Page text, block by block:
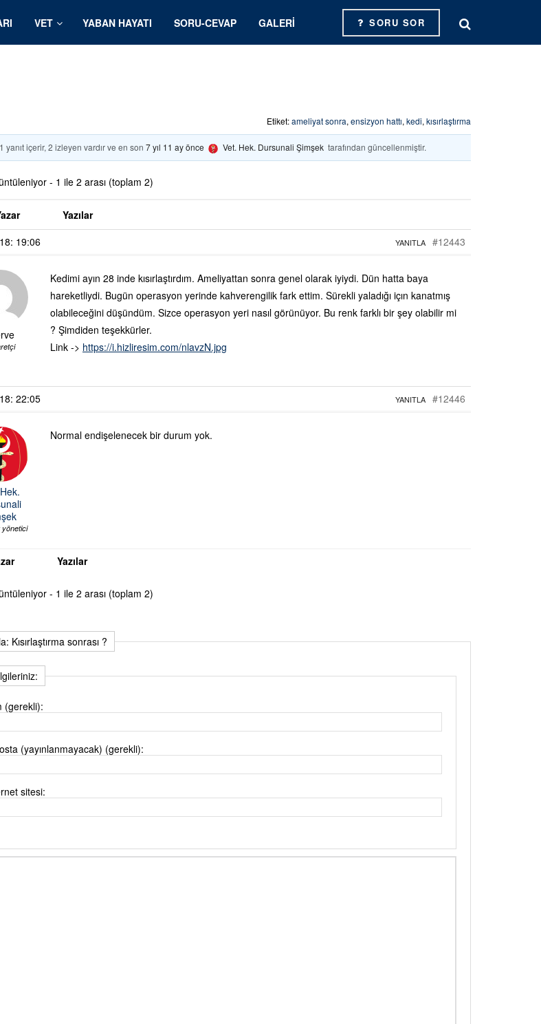
VET YABAN HAYATI SORU-CEVAP GALERI SORU SOR
Etiket:ameliyat sonra, ensizyon hattı, kedi, kısırlaştırma
yanıt içerir, 2 izleyen vardır ve en son 7 yıl 11 ay önce Vet. Hek. Dursunali Şimşek tarafından güncellenmiştir.
- 1 ile 2 arası (toplam 2)
Yazılar
19:06
#12443
YANITLA
Kedimi ayın 28 inde kısırlaştırdım. Ameliyattan sonra genel olarak iyiydi. Dün hatta baya
hareketliydi. Bugün operasyon yerinde kahverengilik fark ettim. Sürekli yaladığı içın kanatmış
olabileceğini düşündüm. Sizce operasyon yeri nasıl görünüyor. Bu renk farklı bir şey olabilir mi
? Şimdiden teşekkürler.
Link -> https://i.hizliresim.com/nlavzN.jpg
22:05 #12446
YANITLA
Normal endişelenecek bir durum yok.
Yazılar
- 1 ile 2 arası (toplam 2)
Kısırlaştırma sonrası ?
(gerekli):
(yayınlanmayacak) (gerekli):
sitesi: